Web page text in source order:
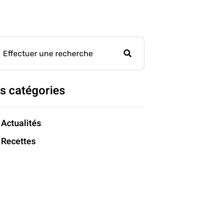
catégories
Actualités
Recettes